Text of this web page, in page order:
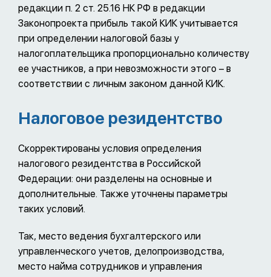
редакции п. 2 ст. 25.16 НК РФ в редакции
Законопроекта прибыль такой КИК учитывается
при определении налоговой базы у
налогоплательщика пропорционально количеству
ее участников, а при невозможности этого – в
соответствии с личным законом данной КИК.
Налоговое резидентство
Скорректированы условия определения
налогового резидентства в Российской
Федерации: они разделены на основные и
дополнительные. Также уточнены параметры
таких условий.
Так, место ведения бухгалтерского или
управленческого учетов, делопроизводства,
место найма сотрудников и управления